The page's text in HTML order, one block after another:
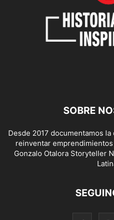
SOBRE
Desde 2017 documentamos
reinventar
Gonzalo Otalora Storyteller